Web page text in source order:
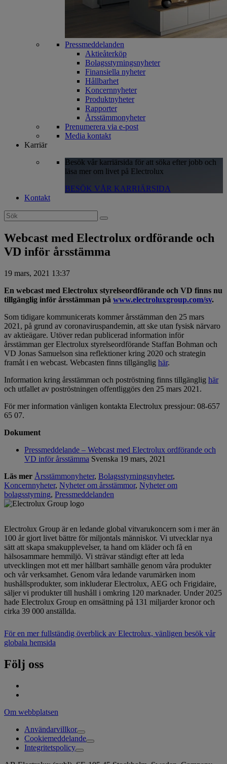
Pressmeddelanden
Aktieåterköp
Bolagsstyrningsnyheter
Finansiella nyheter
Hållbarhet
Koncernnyheter
Produktnyheter
Rapporter
Årsstämmonyheter
Prenumerera via e-post
Media kontakt
Karriär
Besök vår karriärsida för att söka efter jobb och
läsa mer om livet på Electrolux
BESÖK VÅR KARRIÄRSIDA
Kontakt
Search
for:
Webcast med Electrolux ordförande och
VD inför årsstämma
19 mars, 2021 13:37
En webcast med Electrolux styrelseordförande och VD finns nu
tillgänglig inför årsstämman på www.electroluxgroup.com/sv.
Som tidigare kommunicerats kommer årsstämman den 25 mars
2021, på grund av coronaviruspandemin, att ske utan fysisk närvaro
av aktieägare. Utöver redan publicerad information inför
årsstämman ger Electrolux styrelseordförande Staffan Bohman och
VD Jonas Samuelson sina reflektioner kring 2020 och strategin
framåt i en webcast. Webcasten finns tillgänglig här.
Information kring årsstämman och poströstning finns tillgänglig här
och utfallet av poströstningen offentliggörs den 25 mars 2021.
För mer information vänligen kontakta Electrolux pressjour: 08-657
65 07.
Dokument
Pressmeddelande – Webcast med Electrolux ordförande och
VD inför årsstämma Svenska 19 mars, 2021
Läs mer Årsstämmonyheter, Bolagsstyrningsnyheter,
Koncernnyheter, Nyheter om årsstämmor, Nyheter om
bolagsstyrning, Pressmeddelanden
Electrolux Group är en ledande global vitvarukoncern som i mer än
100 år gjort livet bättre för miljontals människor. Vi utvecklar nya
sätt att skapa smakupplevelser, ta hand om kläder och få en
hälsosammare hemmiljö. Vi strävar ständigt efter att leda
utvecklingen mot ett mer hållbart samhälle genom våra produkter
och vår verksamhet. Genom våra ledande varumärken inom
hushållsprodukter, som inkluderar Electrolux, AEG och Frigidaire,
säljer vi produkter till hushåll i omkring 120 marknader. Under 2025
hade Electrolux Group en omsättning på 131 miljarder kronor och
cirka 39 000 anställda.
För en mer fullständig överblick av Electrolux, vänligen besök vår
globala hemsida
Följ oss
Om webbplatsen
Användarvillkor
Cookiemeddelande
Integritetspolicy